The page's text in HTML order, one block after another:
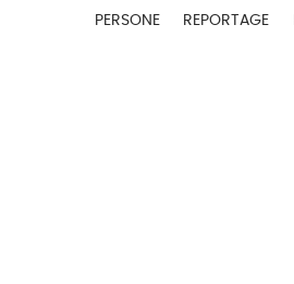
PERSONE REPORTAGE